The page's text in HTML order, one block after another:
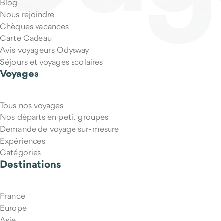
Puis-je annuler mon voyage si mes projets changent ?
Blog
Nous rejoindre
Chèques vacances
Carte Cadeau
Avis voyageurs Odysway
Séjours et voyages scolaires
Voyages
Tous nos voyages
Nos départs en petit groupes
Demande de voyage sur-mesure
Expériences
Catégories
Destinations
France
Europe